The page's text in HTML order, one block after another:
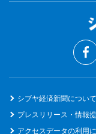
シブヤ経済新聞について
プレスリリース・情報
アクセスデータの利用